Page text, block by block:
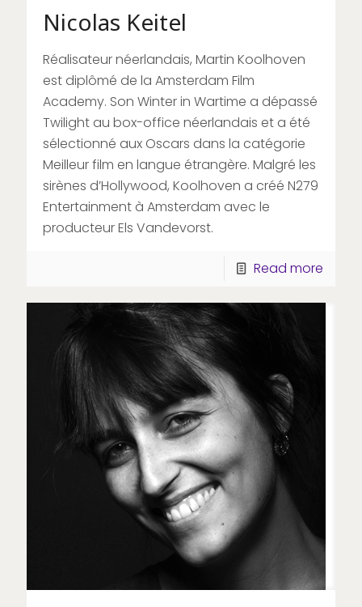
Nicolas Keitel
Réalisateur néerlandais, Martin Koolhoven
est diplômé de la Amsterdam Film
Academy. Son Winter in Wartime a dépassé
Twilight au box-office néerlandais et a été
sélectionné aux Oscars dans la catégorie
Meilleur film en langue étrangère. Malgré les
sirènes d’Hollywood, Koolhoven a créé N279
Entertainment à Amsterdam avec le
producteur Els Vandevorst.
Read more